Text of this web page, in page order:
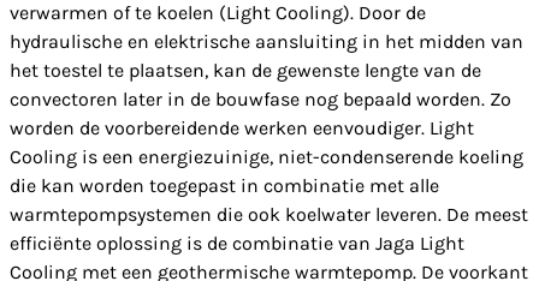
verwarmen of te koelen (Light Cooling). Door de
hydraulische en elektrische aansluiting in het midden van
het toestel te plaatsen, kan de gewenste lengte van de
convectoren later in de bouwfase nog bepaald worden. Zo
worden de voorbereidende werken eenvoudiger. Light
Cooling is een energiezuinige, niet-condenserende koeling
die kan worden toegepast in combinatie met alle
warmtepompsystemen die ook koelwater leveren. De meest
efficiënte oplossing is de combinatie van Jaga Light
Cooling met een geothermische warmtepomp. De voorkant